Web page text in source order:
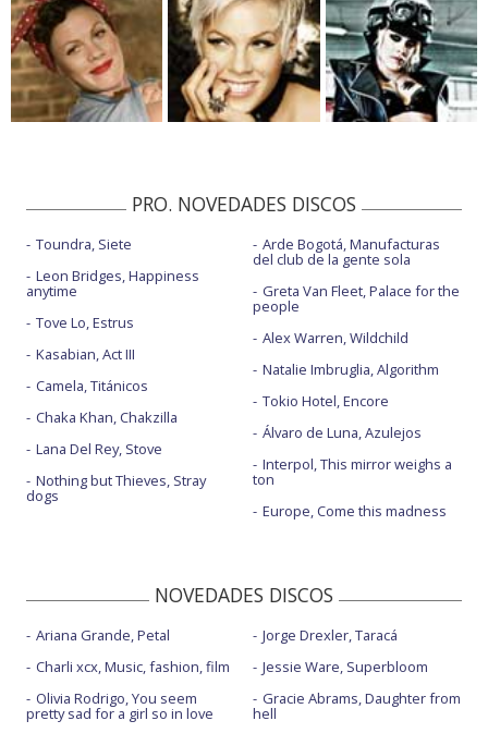
PRO. NOVEDADES DISCOS
Toundra, Siete
Leon Bridges, Happiness
anytime
Tove Lo, Estrus
Kasabian, Act III
Camela, Titánicos
Chaka Khan, Chakzilla
Lana Del Rey, Stove
Nothing but Thieves, Stray
dogs
Arde Bogotá, Manufacturas
del club de la gente sola
Greta Van Fleet, Palace for the
people
Alex Warren, Wildchild
Natalie Imbruglia, Algorithm
Tokio Hotel, Encore
Álvaro de Luna, Azulejos
Interpol, This mirror weighs a
ton
Europe, Come this madness
NOVEDADES DISCOS
Ariana Grande, Petal
Charli xcx, Music, fashion, film
Olivia Rodrigo, You seem
pretty sad for a girl so in love
Jorge Drexler, Taracá
Jessie Ware, Superbloom
Gracie Abrams, Daughter from
hell